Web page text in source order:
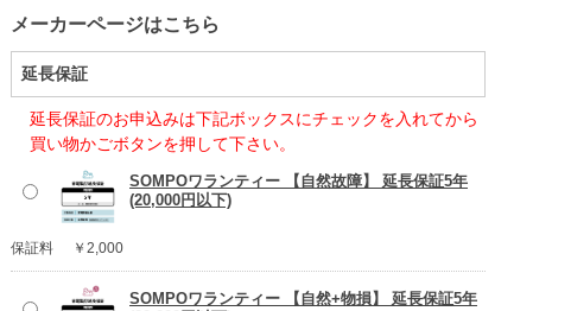
メーカーページはこちら
延長保証
延長保証のお申込みは下記ボックスにチェックを入れてから
買い物かごボタンを押して下さい。
SOMPOワランティー 【自然故障】 延長保証5年
(20,000円以下)
保証料 ￥2,000
SOMPOワランティー 【自然+物損】 延長保証5年